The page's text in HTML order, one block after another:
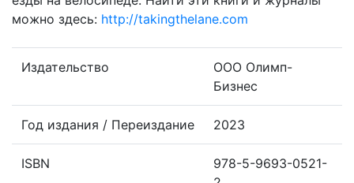
можно здесь: http://takingthelane.com
Издательство
ООО Олимп-
Бизнес
Год издания / Переиздание 2023
ISBN
978-5-9693-0521-